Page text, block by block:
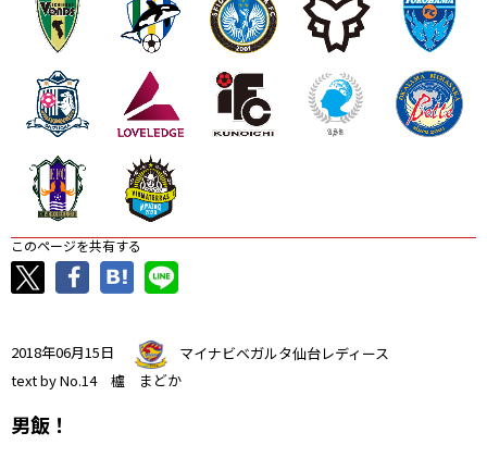
このページを共有する
2018年06月15日
マイナビベガルタ仙台レディース
text by No.14 櫨 まどか
男飯！